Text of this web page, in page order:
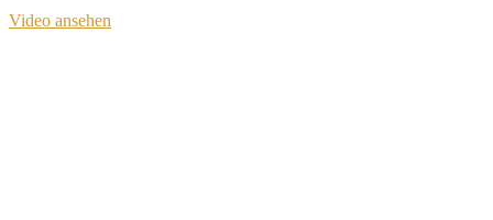
Video ansehen